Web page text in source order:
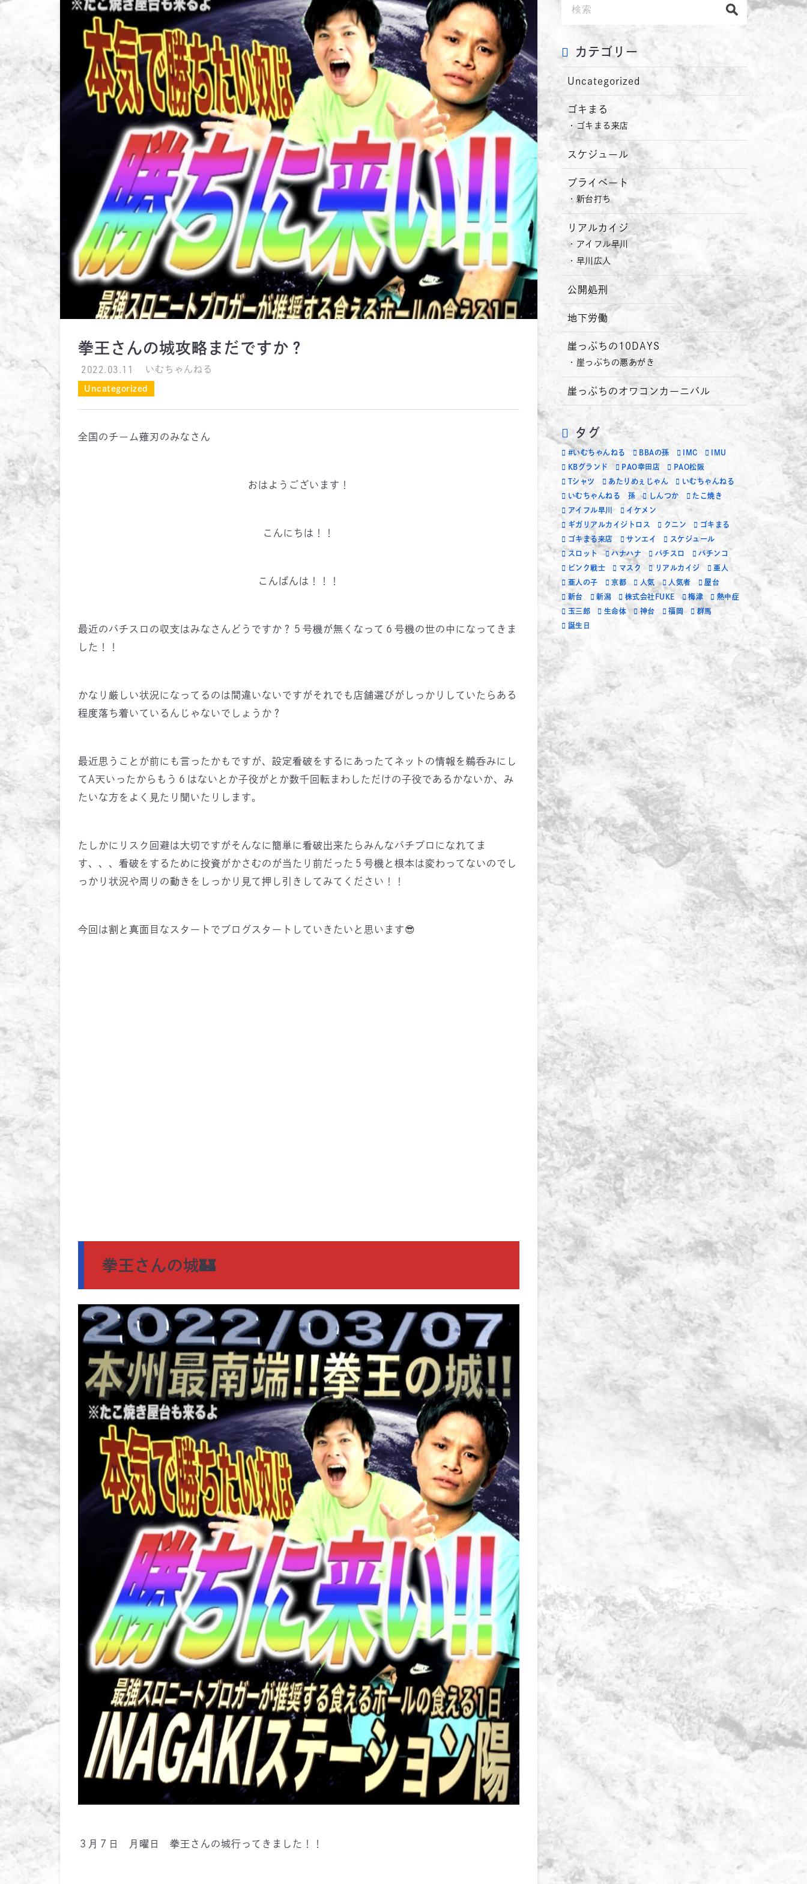
拳王さんの城攻略まだですか？
2022.03.11 いむちゃんねる
Uncategorized
全国のチーム薙刃のみなさん
おはようございます！
こんにちは！！
こんばんは！！！
最近のパチスロの収支はみなさんどうですか？５号機が無くなって６号機の世の中になってきま
した！！
かなり厳しい状況になってるのは間違いないですがそれでも店舗選びがしっかりしていたらある
程度落ち着いているんじゃないでしょうか？
最近思うことが前にも言ったかもですが、設定看破をするにあったてネットの情報を鵜呑みにし
てA天いったからもう６はないとか子役がとか数千回転まわしただけの子役であるかないか、み
たいな方をよく見たり聞いたりします。
たしかにリスク回避は大切ですがそんなに簡単に看破出来たらみんなパチプロになれてま
す、、、看破をするために投資がかさむのが当たり前だった５号機と根本は変わってないのでし
っかり状況や周りの動きをしっかり見て押し引きしてみてください！！
今回は割と真面目なスタートでブログスタートしていきたいと思います😎
拳王さんの城🏰
３月７日 月曜日 拳王さんの城行ってきました！！
カテゴリー
Uncategorized
ゴキまる
ゴキまる来店
スケジュール
プライベート
新台打ち
リアルカイジ
アイフル早川
早川広人
公開処刑
地下労働
崖っぷちの10DAYS
崖っぷちの悪あがき
崖っぷちのオワコンカーニバル
タグ
#いむちゃんねる BBAの孫 IMC
IMU
KBグランド
PAO幸田店
PAO松阪
Tシャツ
あたりめぇじゃん
いむちゃんねる
いむちゃんねる 孫
しんつか
たこ焼き
アイフル早川
イケメン
ギガリアルカイジトロス
クニン
ゴキまる
ゴキまる来店
サンエイ
スケジュール
スロット
ハナハナ パチスロ
パチンコ
ピンク戦士
マスク リアルカイジ
亜人
亜人の子
京都 人気 人気者
屋台
新台
新潟 株式会社FUKE 梅津
熱中症
玉三郎
生命体 神台 福岡
群馬
誕生日